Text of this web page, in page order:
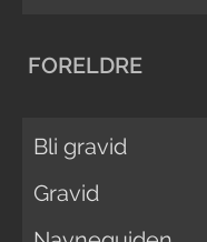
FORELDRE
Bli gravid
Gravid